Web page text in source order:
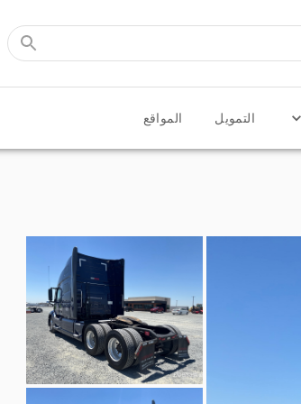
التمويل المواقع